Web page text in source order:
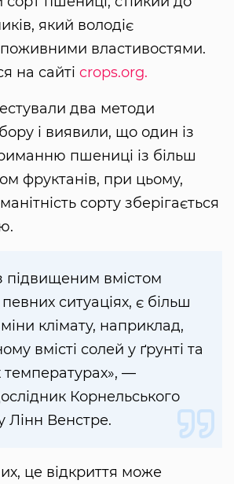
який володіє
властивостями.
на сайті crops.org.
два методи
і виявили, що один із
пшениці із більш
фруктанів, при цьому,
сорту зберігається
підвищеним вмістом
ситуаціях, є більш
клімату, наприклад,
вмісті солей у ґрунті та
температурах», —
Корнельського
Лінн Венстре.
це відкриття може